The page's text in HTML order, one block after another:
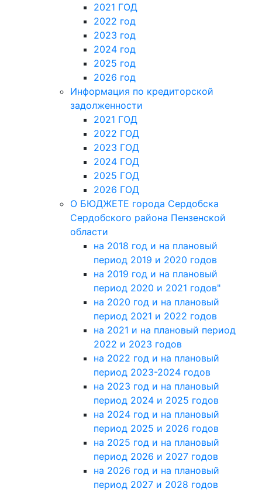
2021 ГОД
2022 год
2023 год
2024 год
2025 год
2026 год
Информация по кредиторской
задолженности
2021 ГОД
2022 ГОД
2023 ГОД
2024 ГОД
2025 ГОД
2026 ГОД
О БЮДЖЕТЕ города Сердобска
Сердобского района Пензенской
области
на 2018 год и на плановый
период 2019 и 2020 годов
на 2019 год и на плановый
период 2020 и 2021 годов"
на 2020 год и на плановый
период 2021 и 2022 годов
на 2021 и на плановый период
2022 и 2023 годов
на 2022 год и на плановый
период 2023-2024 годов
на 2023 год и на плановый
период 2024 и 2025 годов
на 2024 год и на плановый
период 2025 и 2026 годов
на 2025 год и на плановый
период 2026 и 2027 годов
на 2026 год и на плановый
период 2027 и 2028 годов